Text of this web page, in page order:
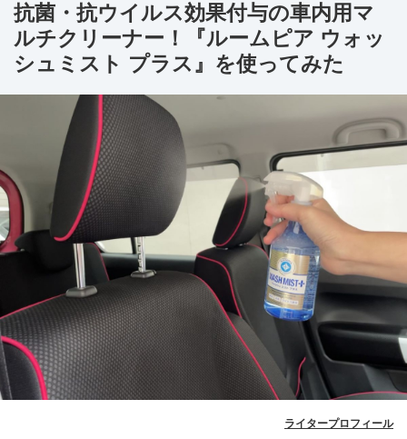
抗菌・抗ウイルス効果付与の車内用マ
ルチクリーナー！『ルームピア ウォッ
シュミスト プラス』を使ってみた
ライタープロフィール